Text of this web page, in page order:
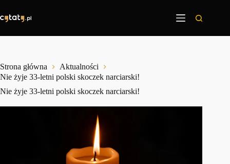
treści
Strona główna
Aktualności
Nie żyje 33-letni polski skoczek narciarski!
Nie żyje 33-letni polski skoczek narciarski!